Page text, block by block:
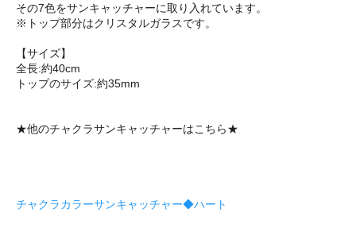
その7色をサンキャッチャーに取り入れています。
※トップ部分はクリスタルガラスです。
【サイズ】
全長:約40cm
トップのサイズ:約35mm
★他のチャクラサンキャッチャーはこちら★
チャクラカラーサンキャッチャー◆ハート